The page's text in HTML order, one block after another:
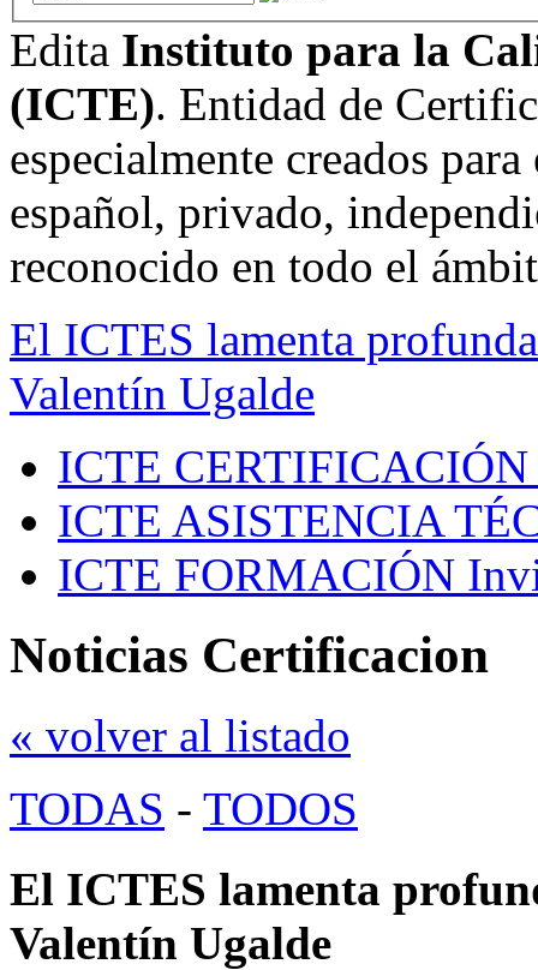
Edita Instituto para la
(ICTE). Entidad de
especialmente creados
español, privado,
reconocido en todo el
El ICTES lamenta
Valentín Ugalde
ICTE CERTIFICACIÓN
ICTE ASISTENCIA
ICTE FORMACIÓN
Noticias Certificacion
« volver al listado
TODAS - TODOS
El ICTES lamenta
Valentín Ugalde